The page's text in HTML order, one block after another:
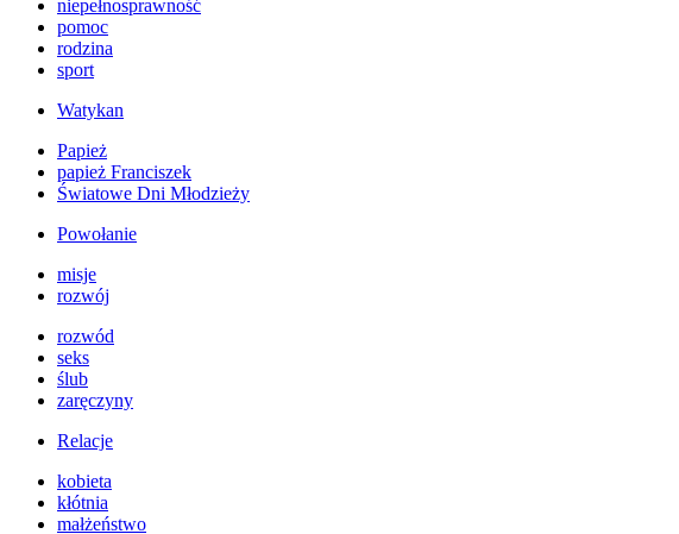
niepełnosprawność
pomoc
rodzina
sport
Watykan
Papież
papież Franciszek
Światowe Dni Młodzieży
Powołanie
misje
rozwój
rozwód
seks
ślub
zaręczyny
Relacje
kobieta
kłótnia
małżeństwo